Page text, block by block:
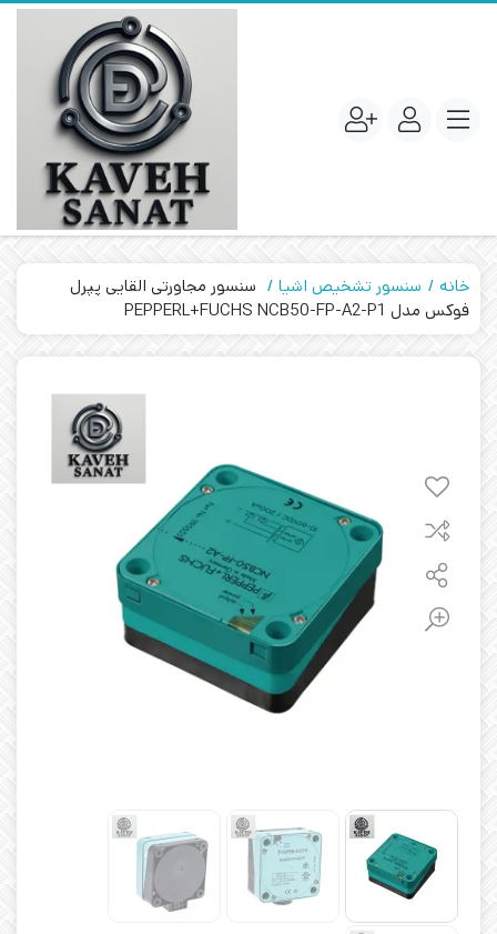
خانه سنسور تشخیص اشیا
سنسور مجاورتی القایی پپرل
فوکس مدل PEPPERL+FUCHS NCB50-FP-A2-P1